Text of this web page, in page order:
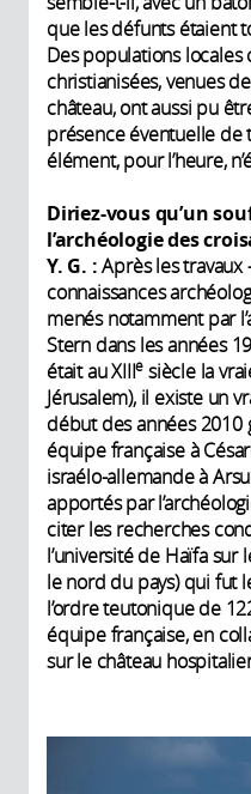
que les défunts étaient
Des populations locales
christianisées, venues
château, ont aussi pu
présence éventuelle de
élément, pour l’heure,
Diriez-vous qu’un
l’archéologie des
Y. G. :Après les
connaissances
menés notamment par
Stern dans les années
était au XIIIe siècle la
Jérusalem), il existe un
début des années 2010
équipe française à
israélo-allemande à
apportés par
citer les recherches
l’université de Haïfa
le nord du pays) qui fut
l’ordre teutonique de
équipe française, en
sur le château